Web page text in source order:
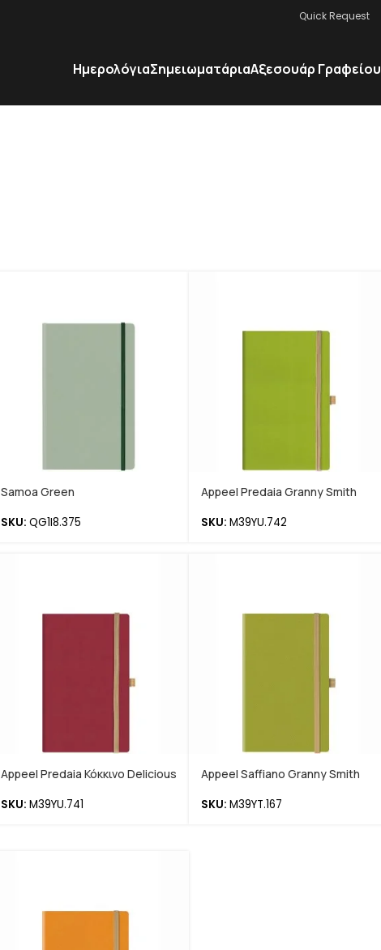
Quick Request
ΗμερολόγιαΣημειωματάριαΑξεσουάρ Γραφείου
Samoa Green
SKU: QG1I8.375
Appeel Predaia Granny Smith
SKU: M39YU.742
Appeel Predaia Κόκκινο Delicious
SKU: M39YU.741
Appeel Saffiano Granny Smith
SKU: M39YT.167